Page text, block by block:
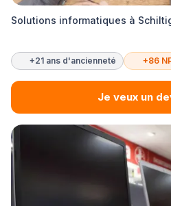
Solutions informatiques à
+21 ans d'ancienneté +86
Je veux un